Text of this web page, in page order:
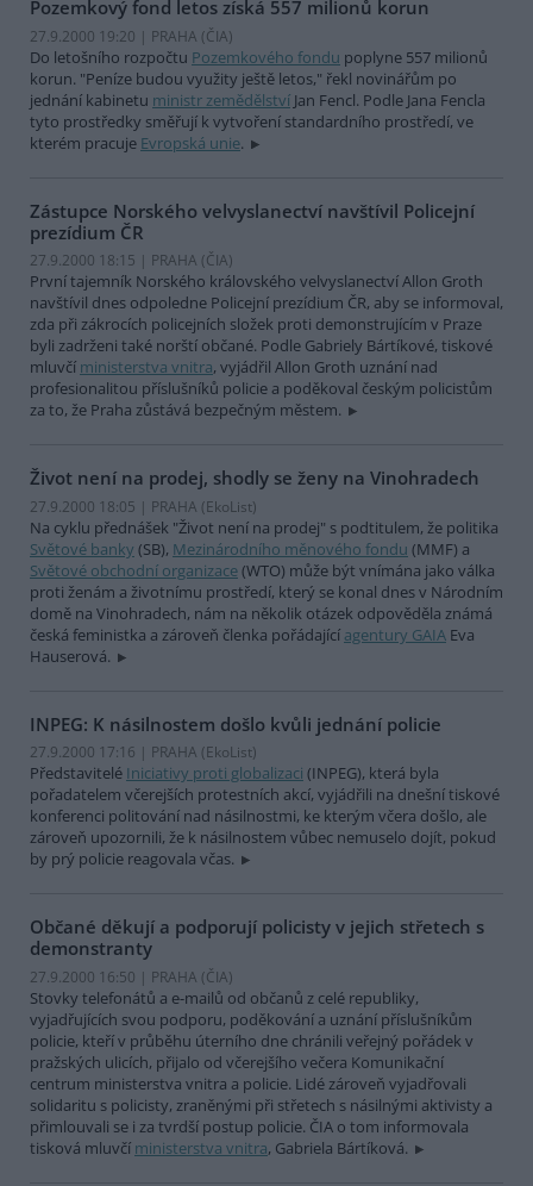
Pozemkový fond letos získá 557 milionů korun
27.9.2000 19:20 | PRAHA (ČIA)
Do letošního rozpočtu Pozemkového fondu poplyne 557 milionů
korun. "Peníze budou využity ještě letos," řekl novinářům po
jednání kabinetu ministr zemědělství Jan Fencl. Podle Jana Fencla
tyto prostředky směřují k vytvoření standardního prostředí, ve
kterém pracuje Evropská unie.
Zástupce Norského velvyslanectví navštívil Policejní
prezídium ČR
27.9.2000 18:15 | PRAHA (ČIA)
První tajemník Norského královského velvyslanectví Allon Groth
navštívil dnes odpoledne Policejní prezídium ČR, aby se informoval,
zda při zákrocích policejních složek proti demonstrujícím v Praze
byli zadrženi také norští občané. Podle Gabriely Bártíkové, tiskové
mluvčí ministerstva vnitra, vyjádřil Allon Groth uznání nad
profesionalitou příslušníků policie a poděkoval českým policistům
za to, že Praha zůstává bezpečným městem.
Život není na prodej, shodly se ženy na Vinohradech
27.9.2000 18:05 | PRAHA (EkoList)
Na cyklu přednášek "Život není na prodej" s podtitulem, že politika
Světové banky (SB), Mezinárodního měnového fondu (MMF) a
Světové obchodní organizace(WTO) může být vnímána jako válka
proti ženám a životnímu prostředí, který se konal dnes v Národním
domě na Vinohradech, nám na několik otázek odpověděla známá
česká feministka a zároveň členka pořádající agentury GAIA Eva
Hauserová.
INPEG: K násilnostem došlo kvůli jednání policie
27.9.2000 17:16 | PRAHA (EkoList)
Představitelé Iniciativy proti globalizaci (INPEG), která byla
pořadatelem včerejších protestních akcí, vyjádřili na dnešní tiskové
konferenci politování nad násilnostmi, ke kterým včera došlo, ale
zároveň upozornili, že k násilnostem vůbec nemuselo dojít, pokud
by prý policie reagovala včas.
Občané děkují a podporují policisty v jejich střetech s
demonstranty
27.9.2000 16:50 | PRAHA (ČIA)
Stovky telefonátů a e-mailů od občanů z celé republiky,
vyjadřujících svou podporu, poděkování a uznání příslušníkům
policie, kteří v průběhu úterního dne chránili veřejný pořádek v
pražských ulicích, přijalo od včerejšího večera Komunikační
centrum ministerstva vnitra a policie. Lidé zároveň vyjadřovali
solidaritu s policisty, zraněnými při střetech s násilnými aktivisty a
přimlouvali se i za tvrdší postup policie. ČIA o tom informovala
tisková mluvčí ministerstva vnitra, Gabriela Bártíková.